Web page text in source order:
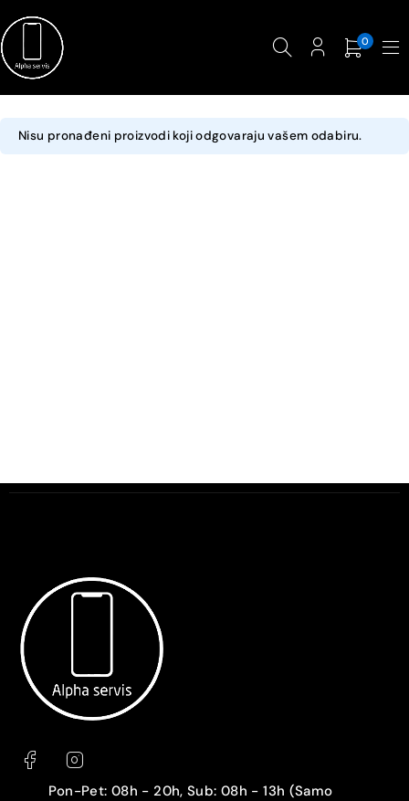
0
Nisu pronađeni proizvodi koji odgovaraju vašem odabiru.
Pon-Pet: 08h - 20h, Sub: 08h - 13h (Samo